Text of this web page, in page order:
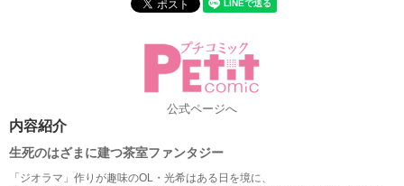
公式ページへ
内容紹介
生死のはざまに建つ茶室ファンタジー
「ジオラマ」作りが趣味のOL・光希はある日を境に、